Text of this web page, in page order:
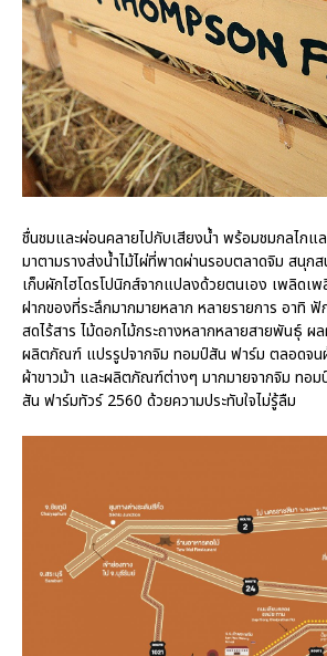
ชื่นชมและผ่อนคลายไปกับเสียงน้ำ พร้อมชมกลไกแ
มาตามรางส่งน้ำไม้ไผ่ที่พาดผ่านรอบตลาดจิม สนุก
เก็บผักไฮโดรโปนิกส์จากแปลงด้วยตนเอง เพลิดเ
ฝากของที่ระลึกมากมายหลาก หลายรายการ อาทิ
สดไร้สาร ไม้ดอกไม้กระถางหลากหลายสายพันธุ์ ผ
ผลิตภัณฑ์ แปรรูปจากจิม ทอมป์สัน ฟาร์ม ตลอดจ
ผ้าขาวม้า และผลิตภัณฑ์ต่างๆ มากมายจากจิม ทอ
สัน ฟาร์มทัวร์ 2560 ด้วยความประทับใจไม่รู้ลืม